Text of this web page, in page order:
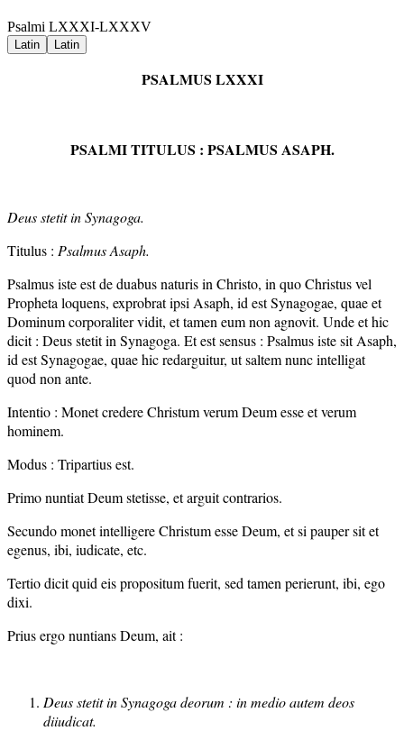
Psalmi LXXXI-LXXXV
Latin Latin
PSALMUS LXXXI
PSALMI TITULUS : PSALMUS ASAPH.
Deus stetit in Synagoga.
Titulus : Psalmus Asaph.
Psalmus iste est de duabus naturis in Christo, in quo Christus vel
Propheta loquens, exprobrat ipsi Asaph, id est Synagogae, quae et
Dominum corporaliter vidit, et tamen eum non agnovit. Unde et hic
dicit : Deus stetit in Synagoga. Et est sensus : Psalmus iste sit Asaph,
id est Synagogae, quae hic redarguitur, ut saltem nunc intelligat
quod non ante.
Intentio : Monet credere Christum verum Deum esse et verum
hominem.
Modus : Tripartius est.
Primo nuntiat Deum stetisse, et arguit contrarios.
Secundo monet intelligere Christum esse Deum, et si pauper sit et
egenus, ibi, iudicate, etc.
Tertio dicit quid eis propositum fuerit, sed tamen perierunt, ibi, ego
dixi.
Prius ergo nuntians Deum, ait :
Deus stetit in Synagoga deorum : in medio autem deos
diiudicat.